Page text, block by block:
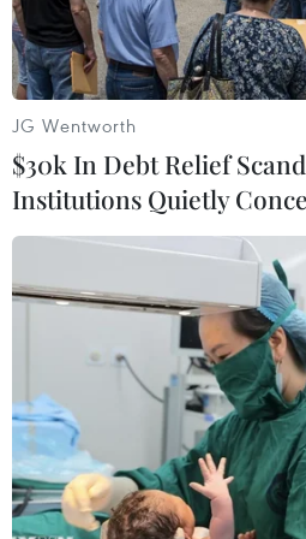
Một vụ thu giữ ma túy đá.
Liên quan đến vụ bắt giữ
700kg ma túy đá tại huyện
An, sáng 21/4, Công an
quan cảnh sát điều tra
quyết định khởi tố vụ án
JG Wentworth
$30k In Debt Relief
Institutions Quietly